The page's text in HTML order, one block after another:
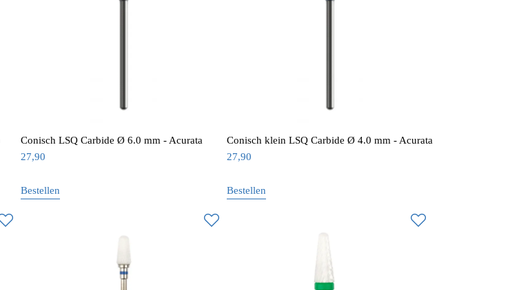
Conisch LSQ Carbide Ø 6.0 mm - Acurata
27,90
Bestellen
Conisch klein LSQ Carbide Ø 4.0 mm - Acurata
27,90
Bestellen